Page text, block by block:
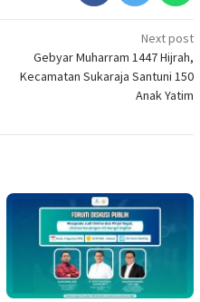
Next post
Gebyar Muharram 1447 Hijrah,
Kecamatan Sukaraja Santuni 150
Anak Yatim